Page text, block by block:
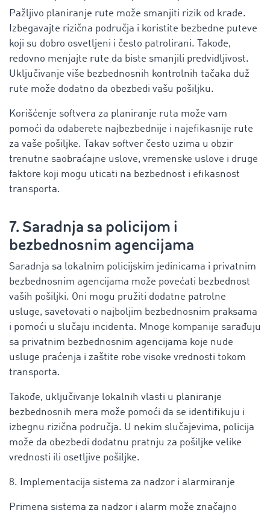
Pažljivo planiranje rute može smanjiti rizik od krađe.
Izbegavajte rizična područja i koristite bezbedne puteve
koji su dobro osvetljeni i često patrolirani. Takođe,
redovno menjajte rute da biste smanjili predvidljivost.
Uključivanje više bezbednosnih kontrolnih tačaka duž
rute može dodatno da obezbedi vašu pošiljku.
Korišćenje softvera za planiranje ruta može vam
pomoći da odaberete najbezbednije i najefikasnije rute
za vaše pošiljke. Takav softver često uzima u obzir
trenutne saobraćajne uslove, vremenske uslove i druge
faktore koji mogu uticati na bezbednost i efikasnost
transporta.
7. Saradnja sa policijom i
bezbednosnim agencijama
Saradnja sa lokalnim policijskim jedinicama i privatnim
bezbednosnim agencijama može povećati bezbednost
vaših pošiljki. Oni mogu pružiti dodatne patrolne
usluge, savetovati o najboljim bezbednosnim praksama
i pomoći u slučaju incidenta. Mnoge kompanije sarađuju
sa privatnim bezbednosnim agencijama koje nude
usluge praćenja i zaštite robe visoke vrednosti tokom
transporta.
Takođe, uključivanje lokalnih vlasti u planiranje
bezbednosnih mera može pomoći da se identifikuju i
izbegnu rizična područja. U nekim slučajevima, policija
može da obezbedi dodatnu pratnju za pošiljke velike
vrednosti ili osetljive pošiljke.
8. Implementacija sistema za nadzor i alarmiranje
Primena sistema za nadzor i alarm može značajno